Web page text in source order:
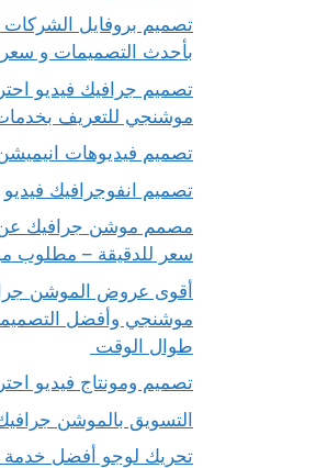
تصميم بروفايل
بأحدث التصميمات و
تصميم جرافيك فيديو
موشنجي للتعريف
تصميم فيديوهات
تصميم انفوجرافيك فيديو
مصمم موشن جرافيك عن
سعر للدقيقة – مطلوب
أقوى عروض الموشن
موشنجي وأفضل
طوال الوقت
تصميم ومونتاج فيديو
التسويق بالموشن
تحريك لوجو أفضل خدمة